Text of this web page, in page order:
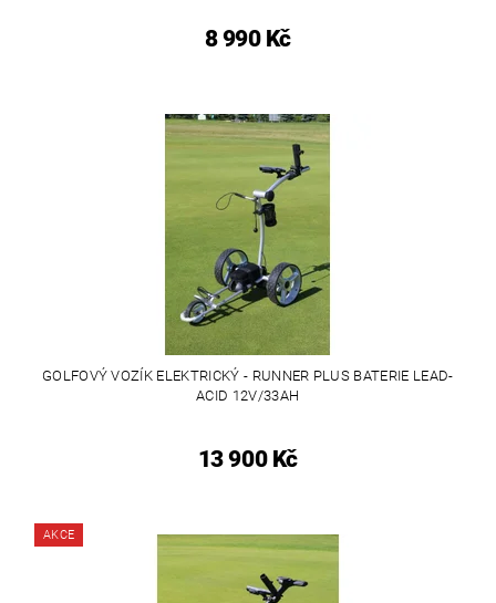
8 990 Kč
GOLFOVÝ VOZÍK ELEKTRICKÝ - RUNNER PLUS BATERIE LEAD-
ACID 12V/33AH
13 900 Kč
AKCE